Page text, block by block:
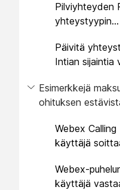
Pilviyhteyden
yhteystyypin
Päivitä
Intian sijaintia
Esimerkkejä
ohituksen
Webex Calling
käyttäjä soittaa
PSTN-
Webex-
käyttäjä